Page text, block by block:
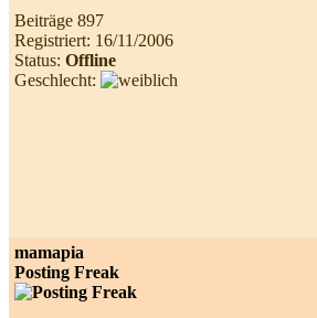
Beiträge 897
Registriert: 16/11/2006
Status: Offline
Geschlecht:
mamapia
Posting Freak